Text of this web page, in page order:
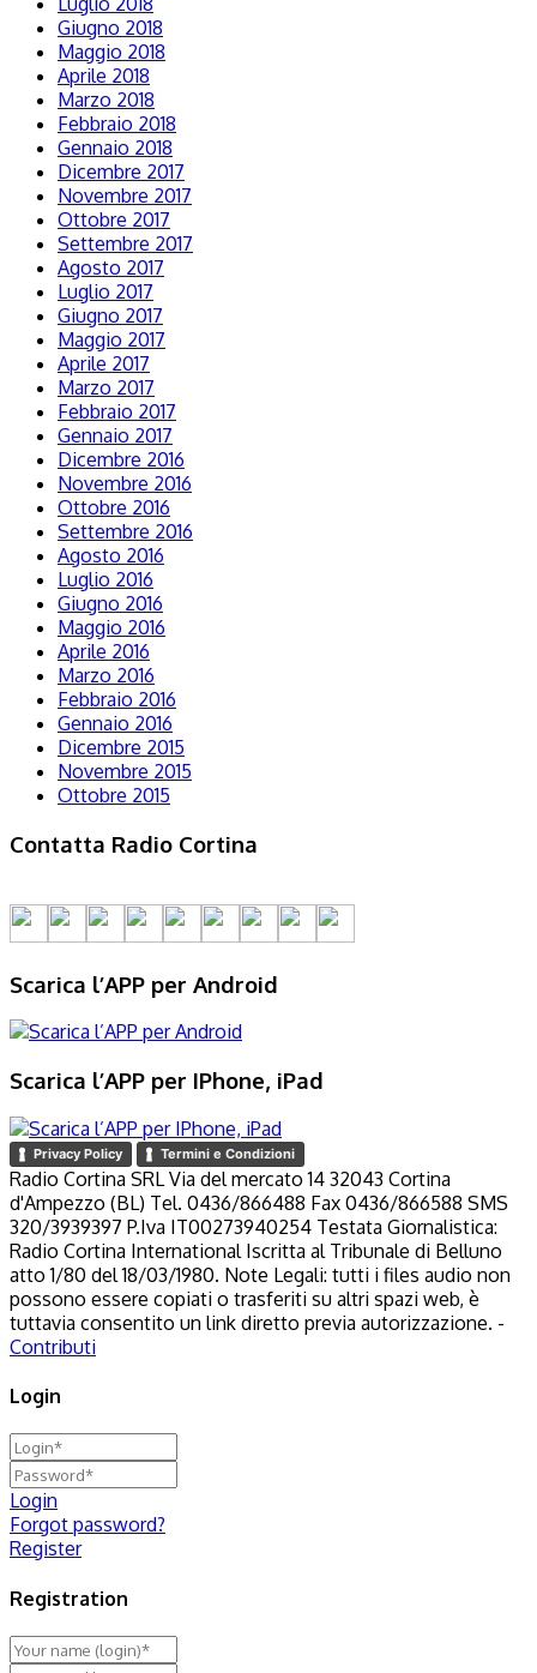
Giugno 2018
Maggio 2018
Aprile 2018
Marzo 2018
Febbraio 2018
Gennaio 2018
Dicembre 2017
Novembre 2017
Ottobre 2017
Settembre 2017
Agosto 2017
Luglio 2017
Giugno 2017
Maggio 2017
Aprile 2017
Marzo 2017
Febbraio 2017
Gennaio 2017
Dicembre 2016
Novembre 2016
Ottobre 2016
Settembre 2016
Agosto 2016
Luglio 2016
Giugno 2016
Maggio 2016
Aprile 2016
Marzo 2016
Febbraio 2016
Gennaio 2016
Dicembre 2015
Novembre 2015
Ottobre 2015
Contatta Radio Cortina
Scarica l’APP per Android
Scarica l’APP per IPhone, iPad
Privacy Policy Termini e Condizioni
Radio Cortina SRL Via del mercato 14 32043 Cortina
d'Ampezzo (BL) Tel. 0436/866488 Fax 0436/866588 SMS
320/3939397 P.Iva IT00273940254 Testata Giornalistica:
Radio Cortina International Iscritta al Tribunale di Belluno
atto 1/80 del 18/03/1980. Note Legali: tutti i files audio non
possono essere copiati o trasferiti su altri spazi web, è
tuttavia consentito un link diretto previa autorizzazione. -
Contributi
Login
Login
Forgot password?
Register
Registration